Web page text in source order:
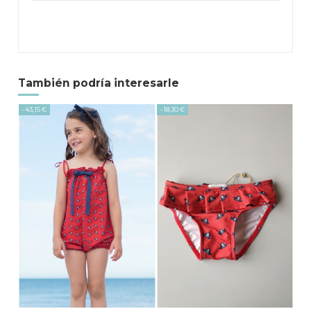
También podría interesarle
-43,15 € -18,30 €